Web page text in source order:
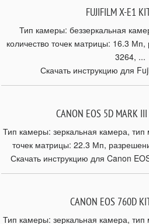
FUJIFILM X-E1
Тип камеры: беззеркальная
количество точек матрицы: 16.3
3264, ...
Скачать инструкцию для
CANON EOS 5D MARK
Тип камеры: зеркальная камера, тип
точек матрицы: 22.3 Мп,
Скачать инструкцию для Canon
CANON EOS 760D
Тип камеры: зеркальная камера, тип